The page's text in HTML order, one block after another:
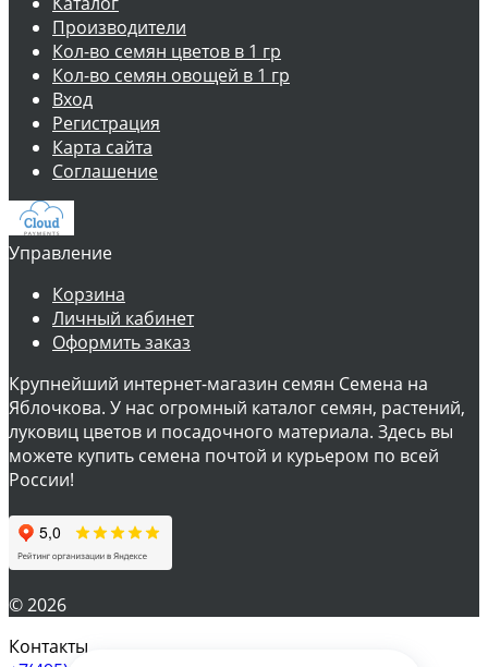
Производители
Кол-во семян цветов в 1 гр
Кол-во семян овощей в 1 гр
Вход
Регистрация
Карта сайта
Соглашение
Управление
Корзина
Личный кабинет
Оформить заказ
Крупнейший интернет-магазин семян Семена на
Яблочкова. У нас огромный каталог семян, растений,
луковиц цветов и посадочного материала. Здесь вы
можете купить семена почтой и курьером по всей
России!
© 2026
Контакты